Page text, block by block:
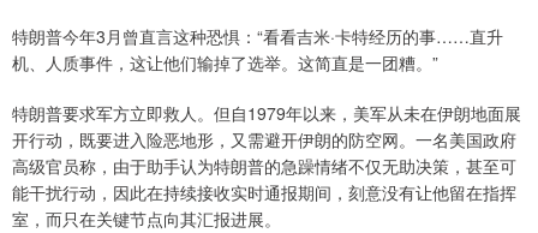
特朗普今年3月曾直言这种恐惧：“看看吉米·卡特经历的事……直升
机、人质事件，这让他们输掉了选举。这简直是一团糟。”
特朗普要求军方立即救人。但自1979年以来，美军从未在伊朗地面展
开行动，既要进入险恶地形，又需避开伊朗的防空网。一名美国政府
高级官员称，由于助手认为特朗普的急躁情绪不仅无助决策，甚至可
能干扰行动，因此在持续接收实时通报期间，刻意没有让他留在指挥
室，而只在关键节点向其汇报进展。